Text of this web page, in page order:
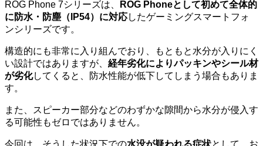
ROG Phone 7シリーズは、
ROG Phoneとして初めて全体的
に防水・防塵（IP54）に対応したゲーミングスマートフォ
ンシリーズです。
構造的にも非常に入り組んでおり、もともと水分が入りにく
い設計ではありますが、 経年劣化によりパッキンやシール材
が劣化してくると、防水性能が低下してしまう場合もありま
す。
また、スピーカー部分などのわずかな隙間から水分が侵入す
る可能性もゼロではありません。
今回は、そうした状況下での水没が疑われる症状として、お